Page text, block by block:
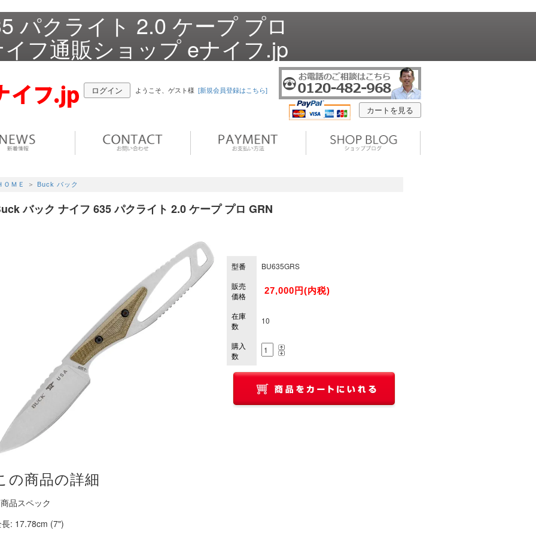
パクライト 2.0 ケープ プロ
フ通販ショップ eナイフ.jp
カートを見る
ログイン ようこそ、ゲスト様 [新規会員登録はこちら]
ＯＭＥ ＞ Buck バック
バック ナイフ 635 パクライト 2.0 ケープ プロ GRN
型番
BU635GRS
販売
価格
27,000円(内税)
在庫
数
10
購入
数
の商品の詳細
品スペック
: 17.78cm (7")